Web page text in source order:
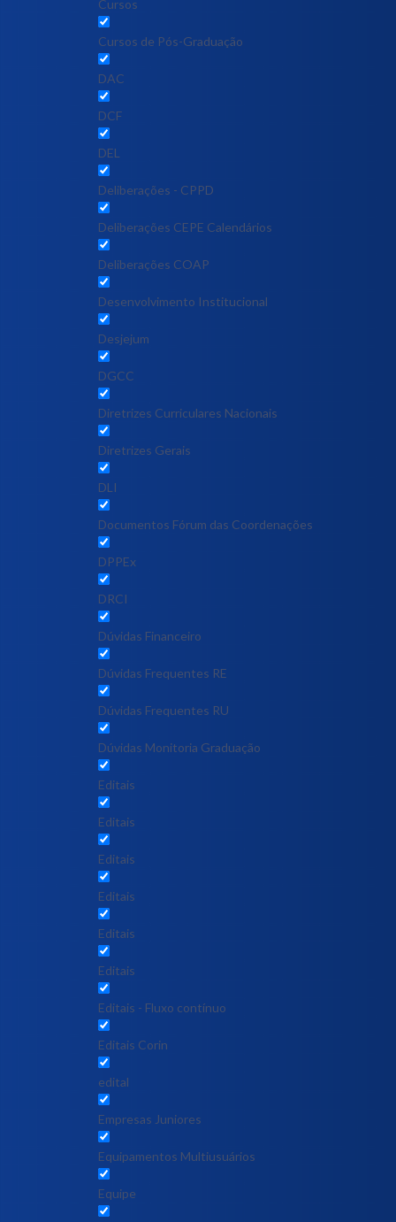
Cursos
Cursos de Pós-Graduação
DAC
DCF
DEL
Deliberações - CPPD
Deliberações CEPE Calendários
Deliberações COAP
Desenvolvimento Institucional
Desjejum
DGCC
Diretrizes Curriculares Nacionais
Diretrizes Gerais
DLI
Documentos Fórum das Coordenações
DPPEx
DRCI
Dúvidas Financeiro
Dúvidas Frequentes RE
Dúvidas Frequentes RU
Dúvidas Monitoria Graduação
Editais
Editais
Editais
Editais
Editais
Editais
Editais - Fluxo contínuo
Editais Corin
edital
Empresas Juniores
Equipamentos Multiusuários
Equipe